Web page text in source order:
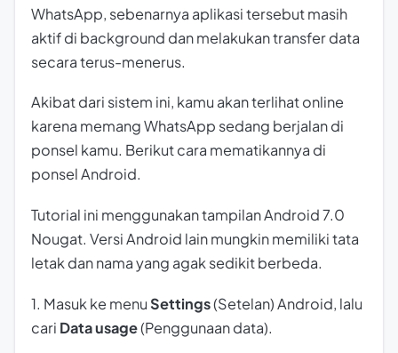
WhatsApp, sebenarnya aplikasi tersebut masih
aktif di background dan melakukan transfer data
secara terus-menerus.
Akibat dari sistem ini, kamu akan terlihat online
karena memang WhatsApp sedang berjalan di
ponsel kamu. Berikut cara mematikannya di
ponsel Android.
Tutorial ini menggunakan tampilan Android 7.0
Nougat. Versi Android lain mungkin memiliki tata
letak dan nama yang agak sedikit berbeda.
1. Masuk ke menu Settings(Setelan) Android, lalu
cari Data usage(Penggunaan data).